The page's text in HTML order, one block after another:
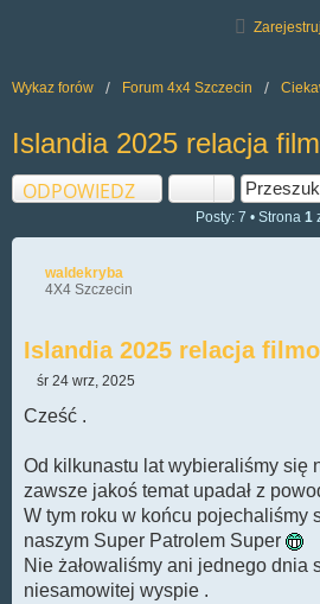
Wykaz forów Forum 4x4 Szczecin
Islandia 2025 relacja
ODPOWIEDZ
Posty: 7 • Strona 1
waldekryba
4X4 Szczecin
Islandia 2025 relacja
o
s
śr 24 wrz, 2025
Cześć .
Od kilkunastu lat wybieraliśmy się
zawsze jakoś temat upadał z
W tym roku w końcu pojechaliśmy
naszym Super Patrolem Super
Nie żałowaliśmy ani jednego dnia
niesamowitej wyspie .